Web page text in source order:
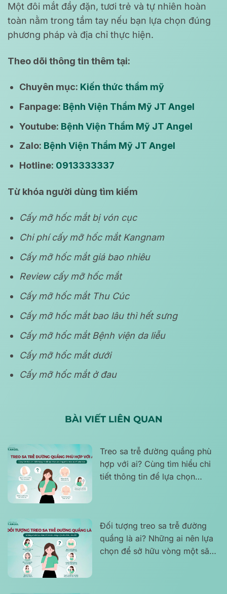
Một đôi mắt đầy đặn, tươi trẻ và tự nhiên hoàn
toàn nằm trong tầm tay nếu bạn lựa chọn đúng
phương pháp và địa chỉ thực hiện.
Theo dõi thông tin thêm tại:
Chuyên mục: Kiến thức thẩm mỹ
Fanpage: Bệnh Viện Thẩm Mỹ JT Angel
Youtube: Bệnh Viện Thẩm Mỹ JT Angel
Zalo: Bệnh Viện Thẩm Mỹ JT Angel
Hotline: 0913333337
Từ khóa người dùng tìm kiếm
Cấy mỡ hốc mắt bị vón cục
Chi phí cấy mỡ hốc mắt Kangnam
Cấy mỡ hốc mắt giá bao nhiêu
Review cấy mỡ hốc mắt
Cấy mỡ hốc mắt Thu Cúc
Cấy mỡ hốc mắt bao lâu thì hết sưng
Cấy mỡ hốc mắt Bệnh viện da liễu
Cấy mỡ hốc mắt dưới
Cấy mỡ hốc mắt ở đau
BÀI VIẾT LIÊN QUAN
Treo sa trễ đường quầng phù
hợp với ai? Cùng tìm hiểu chi
tiết thông tin để lựa chọn
Đối tượng treo sa trễ đường
quầng là ai? Những ai nên lựa
chọn để sở hữu vòng một săn